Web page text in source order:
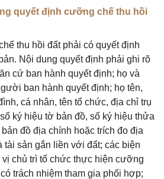
quyết định cưỡng chế thu hồi
thu hồi đất phải có quyết định
Nội dung quyết định phải ghi rõ
cứ ban hành quyết định; họ và
ban hành quyết định; họ tên,
cá nhân, tên tổ chức, địa chỉ trụ
ký hiệu tờ bản đồ, số ký hiệu thửa
đồ địa chính hoặc trích đo địa
tài sản gắn liền với đất; các biện
chủ trì tổ chức thực hiện cưỡng
trách nhiệm tham gia phối hợp;